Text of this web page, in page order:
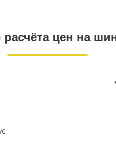
расчёта цен на